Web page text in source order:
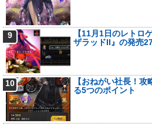
9
【11月1日のレトロ
ザラッドII』の発売
10
【おねがい社長！
る5つのポイント